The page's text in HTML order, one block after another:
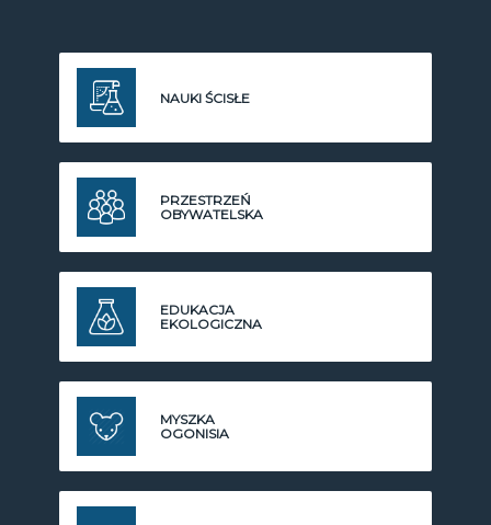
NAUKI ŚCISŁE
PRZESTRZEŃ
OBYWATELSKA
EDUKACJA
EKOLOGICZNA
MYSZKA
OGONISIA